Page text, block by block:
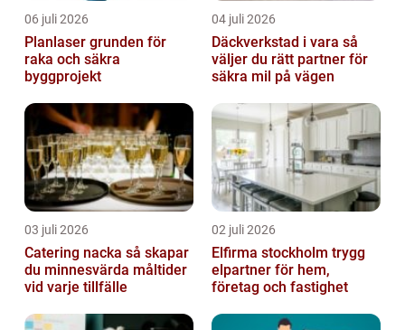
06 juli 2026
Planlaser grunden för
raka och säkra
byggprojekt
04 juli 2026
Däckverkstad i vara så
väljer du rätt partner för
säkra mil på vägen
03 juli 2026
Catering nacka så skapar
du minnesvärda måltider
vid varje tillfälle
02 juli 2026
Elfirma stockholm trygg
elpartner för hem,
företag och fastighet